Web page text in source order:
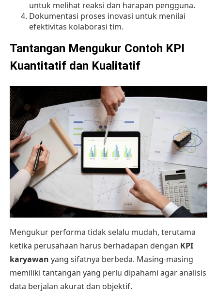
untuk melihat reaksi dan harapan pengguna.
Dokumentasi proses inovasi untuk menilai
efektivitas kolaborasi tim.
Tantangan Mengukur Contoh KPI
Kuantitatif dan Kualitatif
Mengukur performa tidak selalu mudah, terutama
ketika perusahaan harus berhadapan dengan KPI
karyawan yang sifatnya berbeda. Masing-masing
memiliki tantangan yang perlu dipahami agar analisis
data berjalan akurat dan objektif.